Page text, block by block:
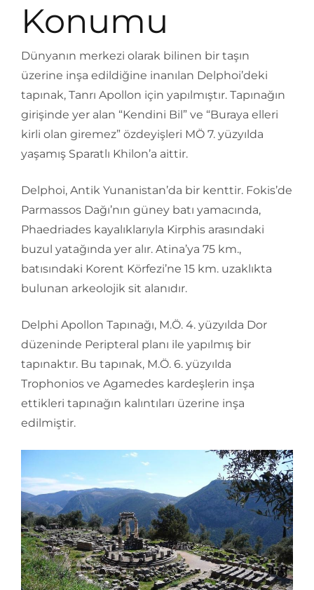
Konumu
Dünyanın merkezi olarak bilinen bir taşın
üzerine inşa edildiğine inanılan Delphoi’deki
tapınak, Tanrı Apollon için yapılmıştır. Tapınağın
girişinde yer alan “Kendini Bil” ve “Buraya elleri
kirli olan giremez” özdeyişleri MÖ 7. yüzyılda
yaşamış Sparatlı Khilon’a aittir.
Delphoi, Antik Yunanistan’da bir kenttir. Fokis’de
Parmassos Dağı’nın güney batı yamacında,
Phaedriades kayalıklarıyla Kirphis arasındaki
buzul yatağında yer alır. Atina’ya 75 km.,
batısındaki Korent Körfezi’ne 15 km. uzaklıkta
bulunan arkeolojik sit alanıdır.
Delphi Apollon Tapınağı, M.Ö. 4. yüzyılda Dor
düzeninde Peripteral planı ile yapılmış bir
tapınaktır. Bu tapınak, M.Ö. 6. yüzyılda
Trophonios ve Agamedes kardeşlerin inşa
ettikleri tapınağın kalıntıları üzerine inşa
edilmiştir.